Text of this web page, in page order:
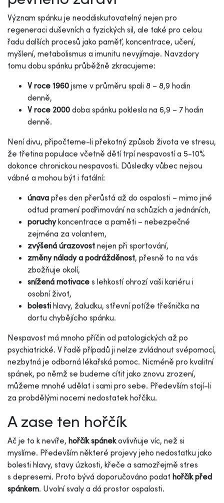
Význam spánku je neoddiskutovatelný nejen pro
regeneraci duševních a fyzických sil, ale také pro celou
řadu dalších procesů jako paměť, koncentrace, učení,
myšlení, metabolismus a imunitu nevyjímaje. Navzdory
tomu dobu spánku průběžně zkracujeme:
V roce 1960 jsme v průměru spali 8 – 8,9 hodin
denně,
V roce 2000 doba spánku poklesla na 6,9 – 7 hodin
denně.
Není divu, připočteme-li překotný způsob života ve stresu,
že třetina populace včetně dětí trpí nespavostí a 5-10%
dokonce chronickou nespavosti. Důsledky vůbec nejsou
vábné a mohou být i fatální:
únava přes den přerůstá až do ospalosti – mimo jiné
odtud pramení podřimování na schůzích a jednáních,
poruchykoncentrace a paměti – nebezpečné
zejména za volantem,
zvýšená úrazovost nejen při sportování,
změny nálady a podrážděnost, přesně to na vás
zbožňuje okolí,
snížená motivace s lehkostí ohrozí vaši kariéru i
osobní život,
bolesti hlavy, žaludku, střevní potíže třešnička na
dortu chybějícího spánku.
Nespavost má mnoho příčin od patologických až po
psychiatrické. V řadě případů ji nelze zvládnout svépomocí,
nezbytná je odborná lékařská pomoc. Nicméně pro kvalitní
spánek, po němž se budeme cítit jako znovu zrození,
můžeme mnohé udělat i sami pro sebe. Především stojí-li
za probdělými nocemi nedostatek hořčíku.
A zase ten hořčík
Ač je to k nevíře, hořčík spánekovlivňuje víc, než si
myslíme. Především některé projevy jeho nedostatku jako
bolesti hlavy, stavy úzkosti, křeče a samozřejmě stres
s depresemi. Proto bývá doporučováno podat hořčík před
spánkem. Uvolní svaly a dá prostor ospalosti.